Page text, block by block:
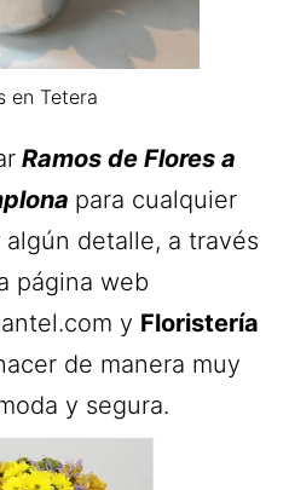
en Tetera
Ramos de Flores a
para cualquier
detalle, a través
página web
y Floristería
de manera muy
y segura.